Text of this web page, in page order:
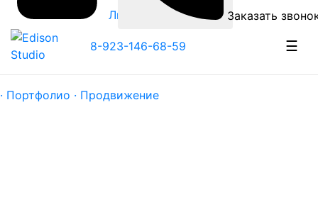
Личный кабинет Заказать
8-923-146-68-59 ☰
· Портфолио · Продвижение